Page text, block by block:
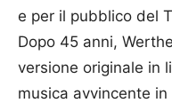
e per il pubblico del
Dopo 45 anni,
versione originale in
musica avvincente